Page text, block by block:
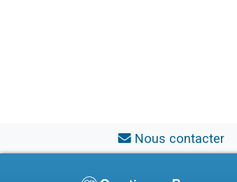
Nous contacter